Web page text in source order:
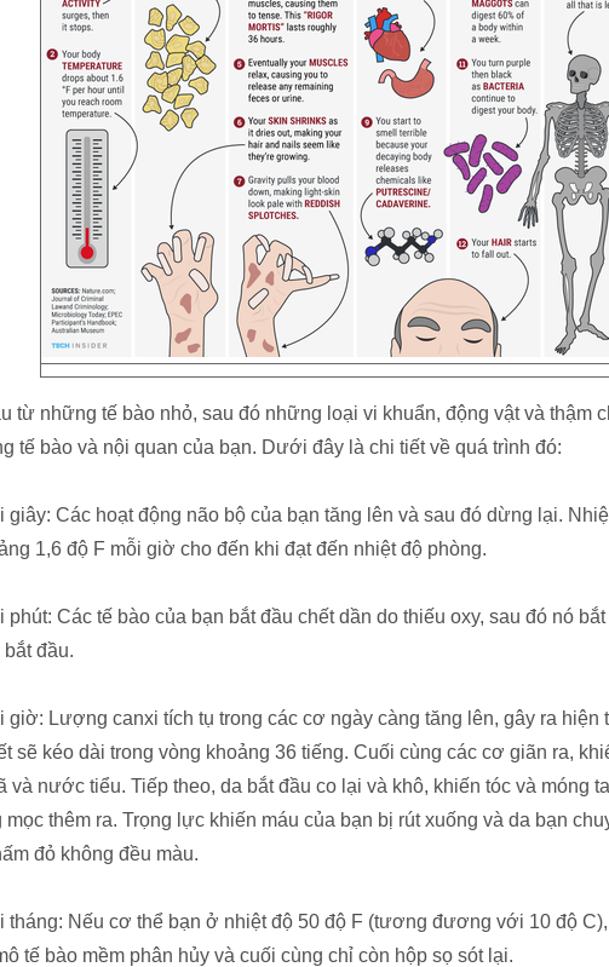
từ những tế bào nhỏ, sau đó những loại vi khuẩn, động vật và thậm
tế bào và nội quan của bạn. Dưới đây là chi tiết về quá trình đó:
giây: Các hoạt động não bộ của bạn tăng lên và sau đó dừng lại.
1,6 độ F mỗi giờ cho đến khi đạt đến nhiệt độ phòng.
phút: Các tế bào của bạn bắt đầu chết dần do thiếu oxy, sau đó nó
đầu.
giờ: Lượng canxi tích tụ trong các cơ ngày càng tăng lên, gây ra
sẽ kéo dài trong vòng khoảng 36 tiếng. Cuối cùng các cơ giãn ra,
và nước tiểu. Tiếp theo, da bắt đầu co lại và khô, khiến tóc và móng
thêm ra. Trọng lực khiến máu của bạn bị rút xuống và da bạn
đỏ không đều màu.
tháng: Nếu cơ thể bạn ở nhiệt độ 50 độ F (tương đương với 10 độ
tế bào mềm phân hủy và cuối cùng chỉ còn hộp sọ sót lại.